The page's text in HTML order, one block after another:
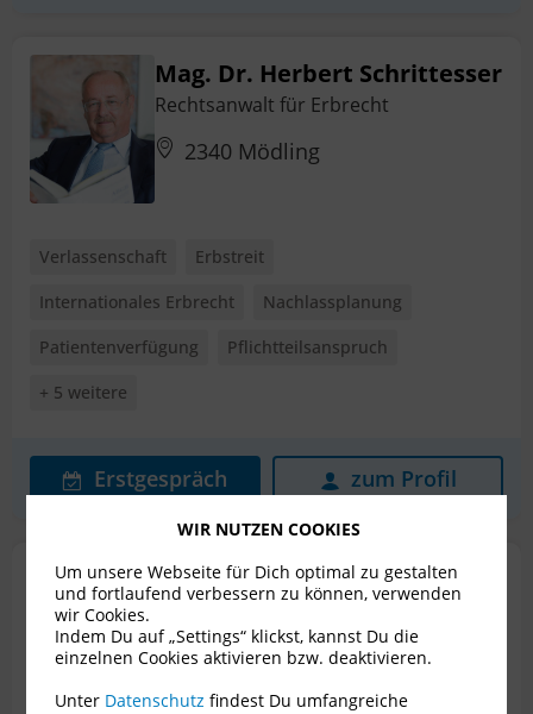
Mag. Dr. Herbert Schrittesser
Rechtsanwalt für Erbrecht
2340 Mödling
Verlassenschaft
Erbstreit
Internationales Erbrecht
Nachlassplanung
Patientenverfügung
Pflichtteilsanspruch
+ 5 weitere
Erstgespräch zum Profil
Mag. Patrick Skalitzky
2380 Perchtoldsdorf
3Bewertungen
WIR NUTZEN COOKIES
Um unsere Webseite für Dich optimal zu gestalten
und fortlaufend verbessern zu können, verwenden
wir Cookies.
Indem Du auf „Settings“ klickst, kannst Du die
einzelnen Cookies aktivieren bzw. deaktivieren.
Unter Datenschutz findest Du umfangreiche